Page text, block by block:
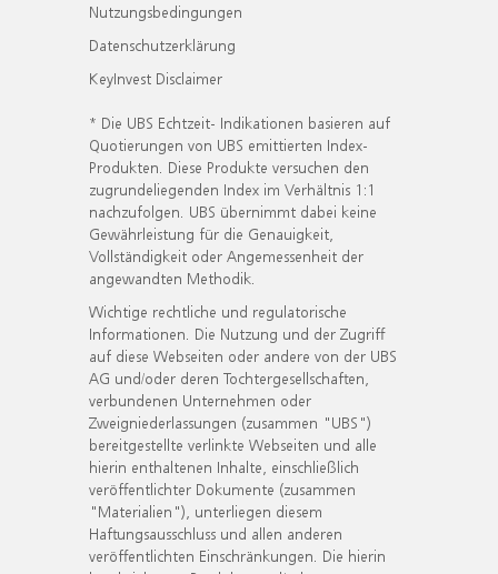
Nutzungsbedingungen
Datenschutzerklärung
KeyInvest Disclaimer
* Die UBS Echtzeit- Indikationen basieren auf
Quotierungen von UBS emittierten Index-
Produkten. Diese Produkte versuchen den
zugrundeliegenden Index im Verhältnis 1:1
nachzufolgen. UBS übernimmt dabei keine
Gewährleistung für die Genauigkeit,
Vollständigkeit oder Angemessenheit der
angewandten Methodik.
Wichtige rechtliche und regulatorische
Informationen. Die Nutzung und der Zugriff
auf diese Webseiten oder andere von der UBS
AG und/oder deren Tochtergesellschaften,
verbundenen Unternehmen oder
Zweigniederlassungen (zusammen "UBS")
bereitgestellte verlinkte Webseiten und alle
hierin enthaltenen Inhalte, einschließlich
veröffentlichter Dokumente (zusammen
"Materialien"), unterliegen diesem
Haftungsausschluss und allen anderen
veröffentlichten Einschränkungen. Die hierin